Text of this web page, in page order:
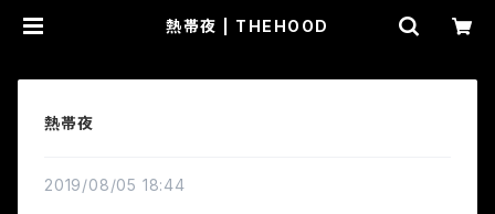
熱帯夜 | THEHOOD
熱帯夜
2019/08/05 18:44